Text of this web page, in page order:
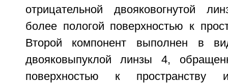
отрицательной двояковогнутой
более пологой поверхностью к
Второй компонент выполнен в
двояковыпуклой линзы 4,
поверхностью к пространству